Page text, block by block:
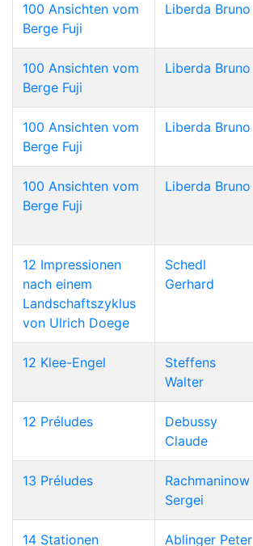
100 Ansichten vom
Berge Fuji
Liberda Bruno
100 Ansichten vom
Berge Fuji
Liberda Bruno
100 Ansichten vom
Berge Fuji
Liberda Bruno
100 Ansichten vom
Berge Fuji
Liberda Bruno
12 Impressionen
nach einem
Landschaftszyklus
von Ulrich Doege
Schedl
Gerhard
12 Klee-Engel
Steffens
Walter
12 Préludes
Debussy
Claude
13 Préludes
Rachmaninow
Sergei
14 Stationen Ablinger Peter